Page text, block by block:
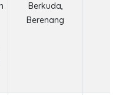
Berkuda,
Berenang